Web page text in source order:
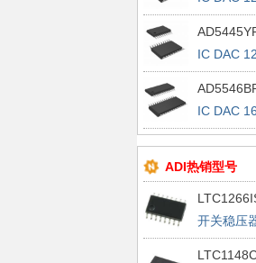
IC DAC
IC DAC
ADI热销型号
开关稳压
Controller